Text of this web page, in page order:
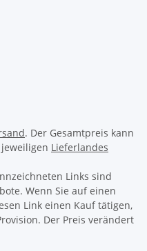
. Der Gesamtpreis kann
Lieferlandes
Links sind
Wenn Sie auf einen
Link einen Kauf tätigen,
Der Preis verändert